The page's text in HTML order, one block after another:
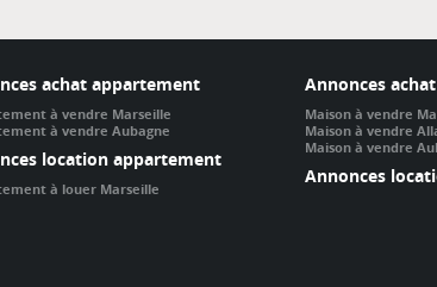
achat appartement
à vendre Marseille
à vendre Aubagne
location appartement
à louer Marseille
Annonces
Maison à vendre
Maison à vendre
Maison à vendre
Annonces